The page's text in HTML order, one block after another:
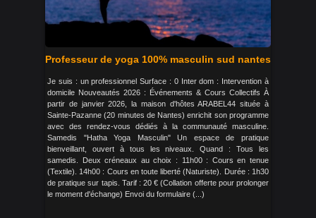
Professeur de yoga 100% masculin sud nantes
Je suis : un professionnel Surface : 0 Inter dom : Intervention à
domicile Nouveautés 2026 : Événements & Cours Collectifs À
partir de janvier 2026, la maison d'hôtes ARABEL44 située à
Sainte-Pazanne (20 minutes de Nantes) enrichit son programme
avec des rendez-vous dédiés à la communauté masculine.
Samedis "Hatha Yoga Masculin" Un espace de pratique
bienveillant, ouvert à tous les niveaux. Quand : Tous les
samedis. Deux créneaux au choix : 11h00 : Cours en tenue
(Textile). 14h00 : Cours en toute liberté (Naturiste). Durée : 1h30
de pratique sur tapis. Tarif : 20 € (Collation offerte pour prolonger
le moment d'échange) Envoi du formulaire (...)